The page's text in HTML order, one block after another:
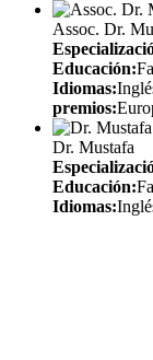
Assoc. Dr.
Educación:
Idiomas:
premios:
Dr. Mustafa
Educación:
Idiomas: